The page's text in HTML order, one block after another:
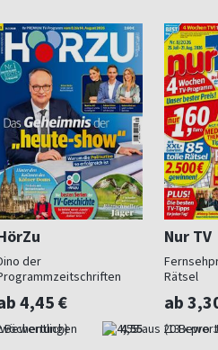
der
4,45 €
4,55
Nur TV
Rätsel
ab
(13 x pro